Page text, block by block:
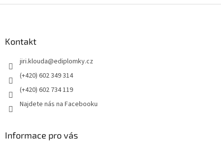
Kontakt
jiri.klouda@ediplomky.cz
(+420) 602 349 314
(+420) 602 734 119
Najdete nás na Facebooku
Informace pro vás